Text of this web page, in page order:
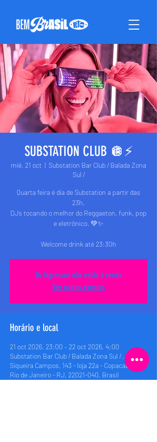
SUBSTATION CLUB 🪩⚡️
mié, 21 oct
  |
Substation Bar Club / Balada Zona
Sul /
Quarta feira é dia de Substation a partir das
23h.
DJs tocando o melhor do Reggaeton, funk, pop
e eletrônico. 💚✨
Welcome drink até 23:30h
Os ingressos não estão à venda
Ver outros eventos
Horário e local
21 oct 2026, 23:00 – 22 oct 2026, 4:00
Substation Bar Club / Balada Zona Sul / , Rua
Siqueira Campos, 143 - loja 22a - Copacabana,
Rio de Janeiro - RJ, 22021-040, Brasil